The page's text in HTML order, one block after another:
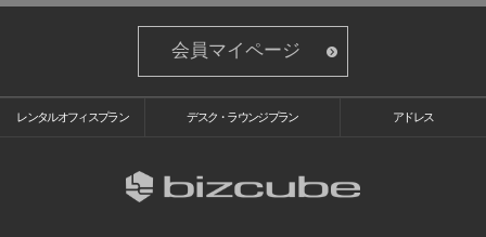
会員マイページ
レンタルオフィスプラン デスク・ラウンジプラン アドレス